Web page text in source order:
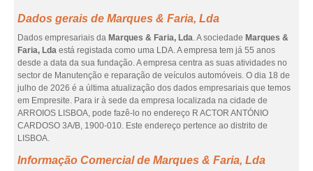
Dados gerais de Marques & Faria, Lda
Dados empresariais da Marques & Faria, Lda. A sociedade Marques &
Faria, Lda está registada como uma LDA. A empresa tem já 55 anos
desde a data da sua fundação. A empresa centra as suas atividades no
sector de Manutenção e reparação de veículos automóveis. O dia 18 de
julho de 2026 é a última atualização dos dados empresariais que temos
em Empresite. Para ir à sede da empresa localizada na cidade de
ARROIOS LISBOA, pode fazê-lo no endereço R ACTOR ANTÓNIO
CARDOSO 3A/B, 1900-010. Este endereço pertence ao distrito de
LISBOA.
Informação Comercial de Marques & Faria, Lda